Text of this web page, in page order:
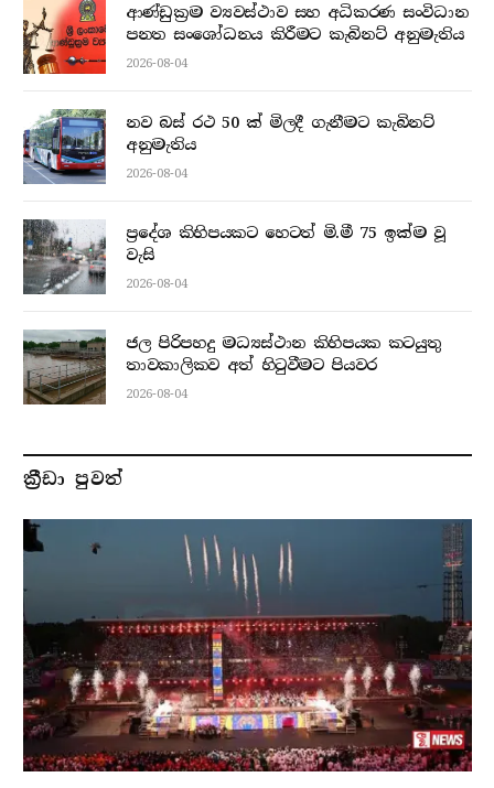
ආණ්ඩුක්‍රම ව්‍යවස්ථාව සහ අධිකරණ සංවිධාන
පනත සංශෝධනය කිරීමට කැබිනට් අනුමැතිය
2026-08-04
නව බස් රථ 50 ක් මිලදී ගැනීමට කැබිනට්
අනුමැතිය
2026-08-04
ප්‍රදේශ කිහිපයකට හෙටත් මි.මී 75 ඉක්ම වූ
වැසි
2026-08-04
ජල පිරිපහදු මධ්‍යස්ථාන කිහිපයක කටයුතු
තාවකාලිකව අත් හිටුවීමට පියවර
2026-08-04
ක්‍රීඩා පුවත්